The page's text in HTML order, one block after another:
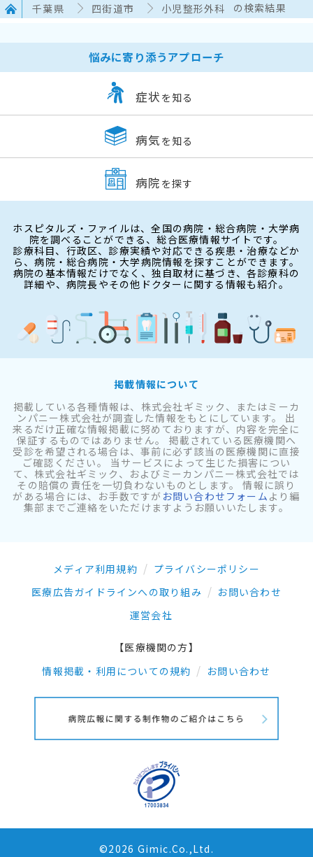
千葉県 四街道市 小児整形外科 の検索結果
悩みに寄り添うアプローチ
症状 を知る
病気 を知る
病院 を探す
ホスピタルズ・ファイルは、全国の病院・総合病院・大学病
院を調べることができる、総合医療情報サイトです。
診療科目、行政区、診療実績や対応できる疾患・治療などか
ら、病院・総合病院・大学病院情報を探すことができます。
病院の基本情報だけでなく、独自取材に基づき、各診療科の
詳細や、病院長やその他ドクターに関する情報も紹介。
掲載情報について
掲載している各種情報は、株式会社ギミック、またはミーカ
ンパニー株式会社が調査した情報をもとにしています。 出
来るだけ正確な情報掲載に努めておりますが、内容を完全に
保証するものではありません。 掲載されている医療機関へ
受診を希望される場合は、事前に必ず該当の医療機関に直接
ご確認ください。 当サービスによって生じた損害につい
て、株式会社ギミック、およびミーカンパニー株式会社では
その賠償の責任を一切負わないものとします。 情報に誤り
がある場合には、お手数ですが お問い合わせフォーム より編
集部までご連絡をいただけますようお願いいたします。
メディア利用規約
プライバシーポリシー
医療広告ガイドラインへの取り組み
お問い合わせ
運営会社
【医療機関の方】
情報掲載・利用についての規約
お問い合わせ
©2026 Gimic.Co.,Ltd.